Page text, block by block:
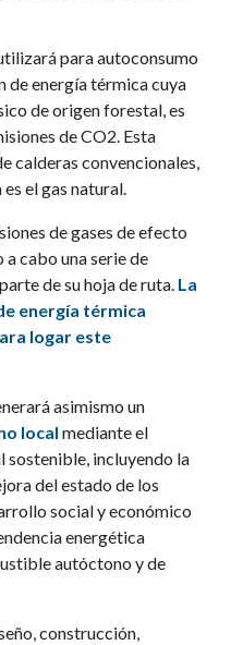
para autoconsumo
de energía térmica cuya
de origen forestal, es
de CO2. Esta
calderas convencionales,
el gas natural.
de gases de efecto
cabo una serie de
de su hoja de ruta. La
energía térmica
logar este
asimismo un
local mediante el
sostenible, incluyendo la
del estado de los
social y económico
energética
autóctono y de
construcción,